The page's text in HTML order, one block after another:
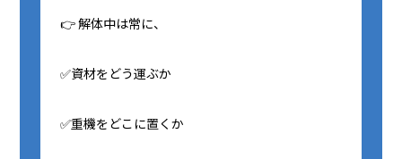
👉 解体中は常に、
✅資材をどう運ぶか
✅重機をどこに置くか